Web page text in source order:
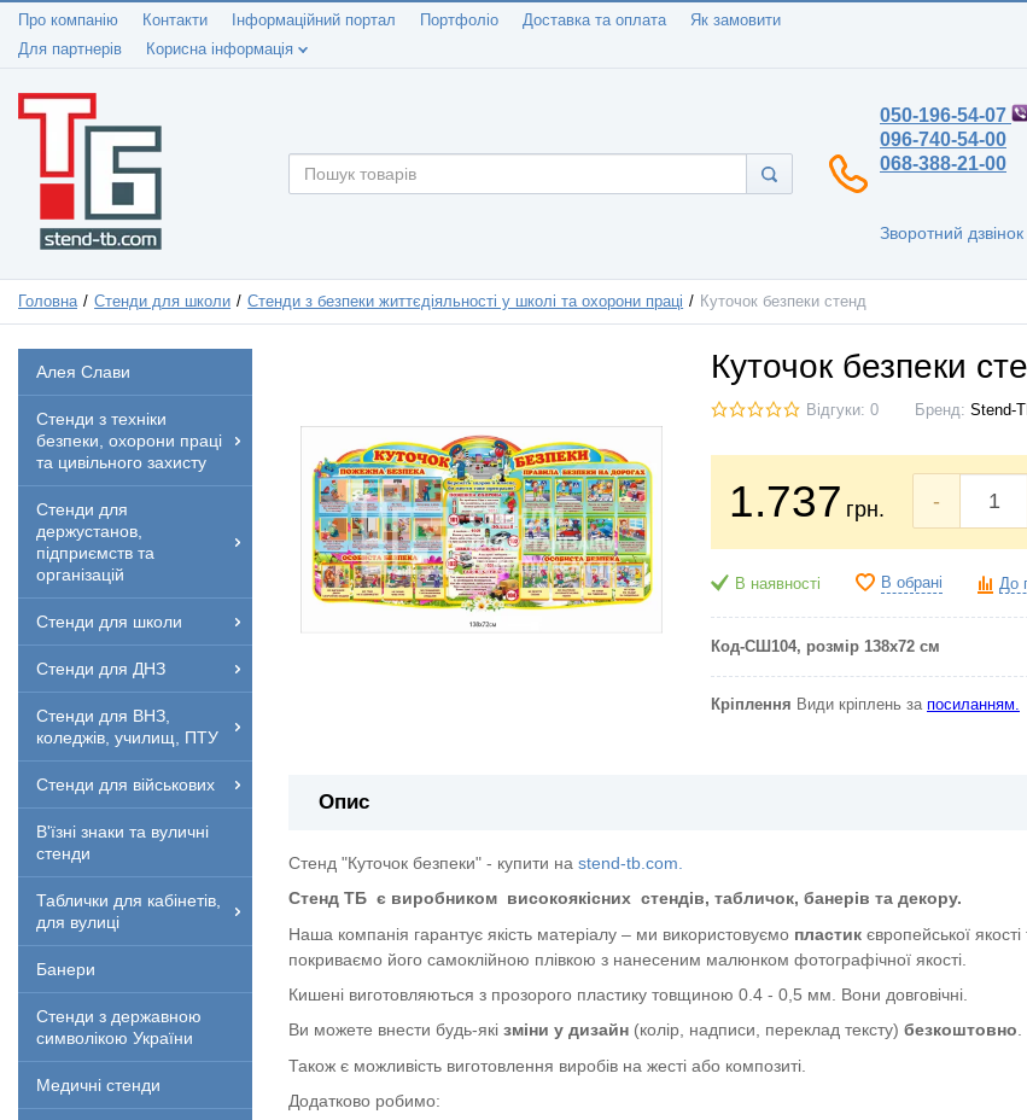
Про компанію Контакти Інформаційний портал Портфоліо Доставка та оплата
Як замовити
Для партнерів
Корисна інформація
050-196-54-07
096-740-54-00
068-388-21-00
Зворотний дзвінок
Головна Стенди для школи Стенди з безпеки життєдіяльності у школі та охорони праці Куточок безпеки стенд
Алея Слави
Стенди з техніки
безпеки, охорони праці
та цивільного захисту
Стенди для
держустанов,
підприємств та
організацій
Стенди для школи
Стенди для ДНЗ
Стенди для ВНЗ,
коледжів, училищ, ПТУ
Стенди для військових
В'їзні знаки та вуличні
стенди
Таблички для кабінетів,
для вулиці
Банери
Стенди з державною
символікою України
Медичні стенди
Куточок безпеки
Відгуки: 0 Бренд: Stend-
1.737 грн. -
В наявності В обрані До
Код-СШ104, розмір 138х72 см
Кріплення Види кріплень за посиланням.
Опис
Стенд "Куточок безпеки" - купити на stend-tb.com.
Стенд ТБ є виробником високоякісних стендів, табличок, банерів та декору.
Наша компанія гарантує якість матеріалу – ми використовуємо пластик європейської якості
покриваємо його самоклійною плівкою з нанесеним малюнком фотографічної якості.
Кишені виготовляються з прозорого пластику товщиною 0.4 - 0,5 мм. Вони довговічні.
Ви можете внести будь-які зміни у дизайн (колір, надписи, переклад тексту) безкоштовно.
Також є можливість виготовлення виробів на жесті або композиті.
Додатково робимо: